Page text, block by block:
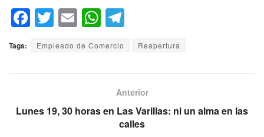
F
a
c
o
T
wi
tt
E
m
ail
W
h
at
p
el
a
m
Tags: Empleado de Comercio Reapertura
Anterior
Lunes 19, 30 horas en Las Varillas: ni un alma en las
calles